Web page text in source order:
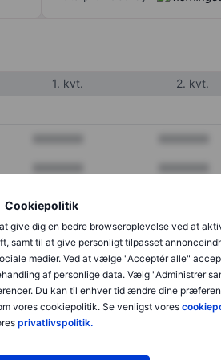
Cookiepolitik
give dig en bedre browseroplevelse ved at
samt til at give personligt tilpasset
medier. Ved at vælge "Acceptér alle"
af personlige data. Vælg "Administrer
Du kan til enhver tid ændre dine
vores cookiepolitik. Se venligst vores
privatlivspolitik.
1. kvt. 2. kvt.
XXXXXXX XXXXXXX
XXXXXXX